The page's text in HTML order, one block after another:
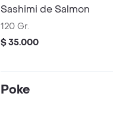
Sashimi de Salmon
120 Gr.
$ 35.000
Poke